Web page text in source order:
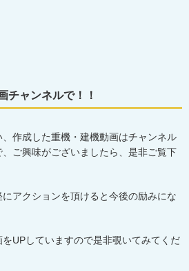
チャンネルで！！
作成した重機・建機動画はチャンネル
ご興味がございましたら、是非ご覧下
アクションを頂けると今後の励みにな
をUPしていますので是非覗いてみてくだ